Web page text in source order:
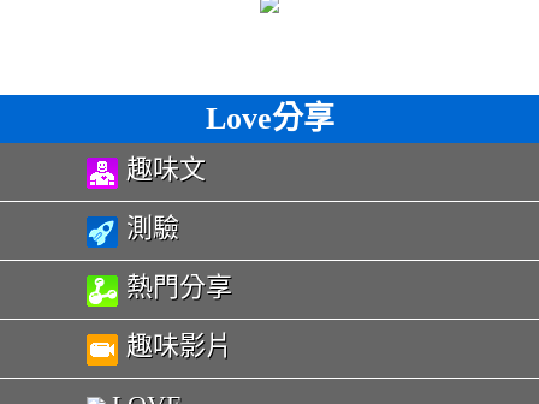
Love分享
趣味文
測驗
熱門分享
趣味影片